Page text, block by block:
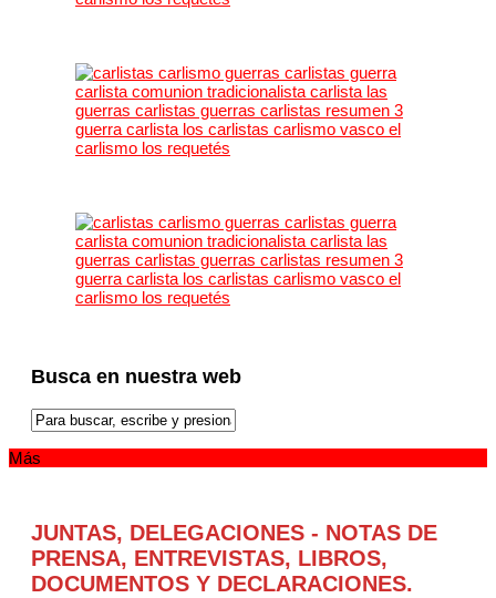
Busca en nuestra web
Más
JUNTAS, DELEGACIONES - NOTAS DE
PRENSA, ENTREVISTAS, LIBROS,
DOCUMENTOS Y DECLARACIONES.